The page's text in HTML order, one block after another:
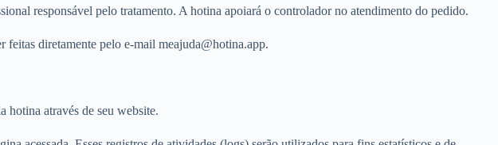
responsável pelo tratamento. A hotina apoiará o controlador no atendimento do pedido.
feitas diretamente pelo e-mail meajuda@hotina.app.
hotina através de seu website.